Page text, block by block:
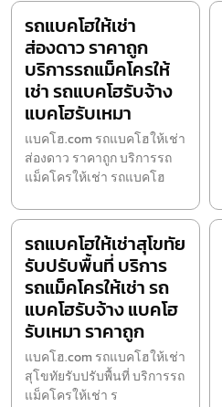
รถแบคโฮให้เช่า
ส่องดาว ราคาถูก
บริการรถแม็คโครให้
เช่า รถแบคโฮรับจ้าง
แบคโฮรับเหมา
แบคโฮ.com รถแบคโฮให้เช่า
ส่องดาว ราคาถูก บริการรถ
แม็คโครให้เช่า รถแบคโฮ
รถแบคโฮให้เช่าสุโขทัย
รับปรับพื้นที่ บริการ
รถแม็คโครให้เช่า รถ
แบคโฮรับจ้าง แบคโฮ
รับเหมา ราคาถูก
แบคโฮ.com รถแบคโฮให้เช่า
สุโขทัยรับปรับพื้นที่ บริการรถ
แม็คโครให้เช่า ร